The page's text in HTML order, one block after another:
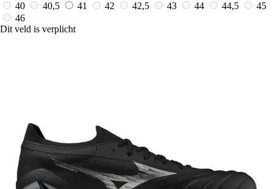
40
40,5 41 42 42,5 43 44 44,5
45
46
Dit veld is verplicht